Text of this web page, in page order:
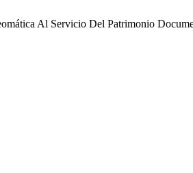
Al Servicio Del Patrimonio